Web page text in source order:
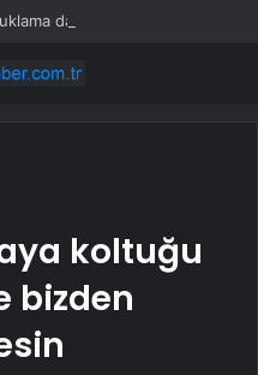
daha
koltuğu
bizden